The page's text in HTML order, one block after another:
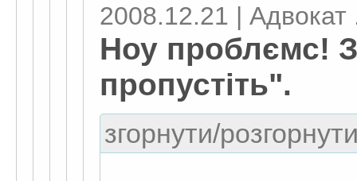
2008.12.21 | Адвокат
Ноу проблємс!
пропустіть".
згорнути/